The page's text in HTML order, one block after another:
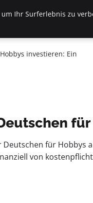
investieren: Ein
Deutschen für
von
um Ihr Surferlebnis zu